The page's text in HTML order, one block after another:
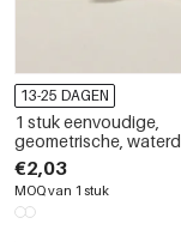
13-25 DAGEN
1 stuk eenvoudige,
geometrische,
vergulde, verstelbare
van roestvrij staal.
€2,03
MOQ van 1 stuk